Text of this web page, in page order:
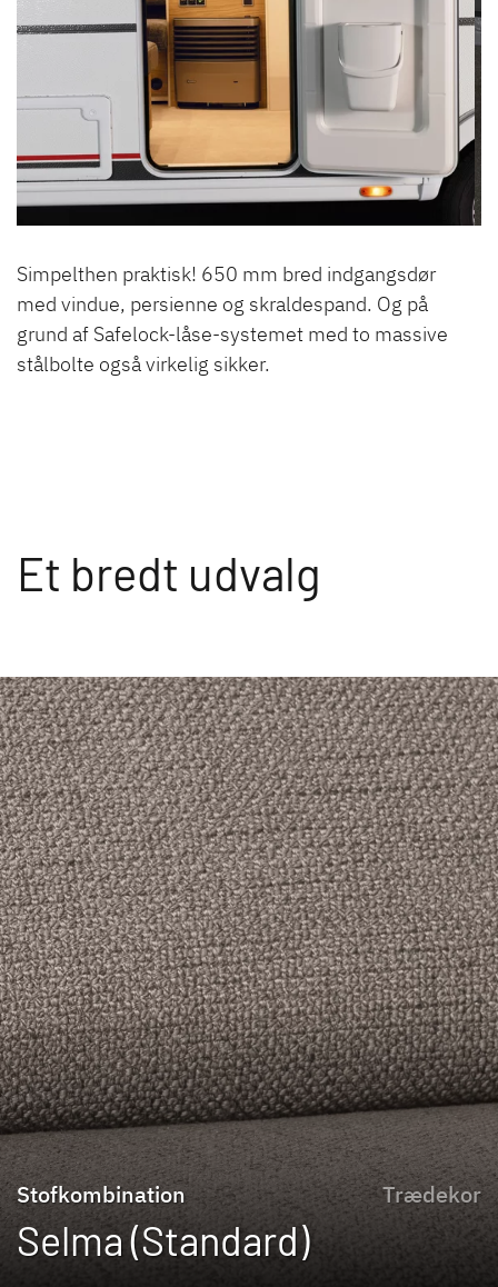
Simpelthen praktisk! 650 mm bred indgangsdør
med vindue, persienne og skraldespand. Og på
grund af Safelock-låse-systemet med to massive
stålbolte også virkelig sikker.
Et bredt udvalg
Selma (Standard)
Stofkombination Trædekor